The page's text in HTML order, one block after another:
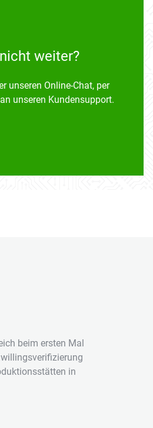
weiter?
unseren Online-Chat, per
unseren Kundensupport.
beim ersten Mal
in